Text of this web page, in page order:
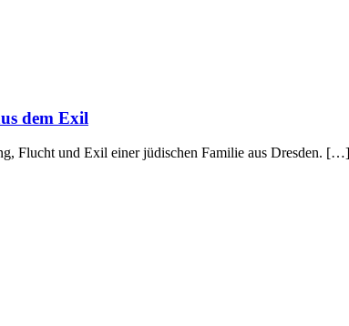
dem Exil
Flucht und Exil einer jüdischen Familie aus Dresden. […]